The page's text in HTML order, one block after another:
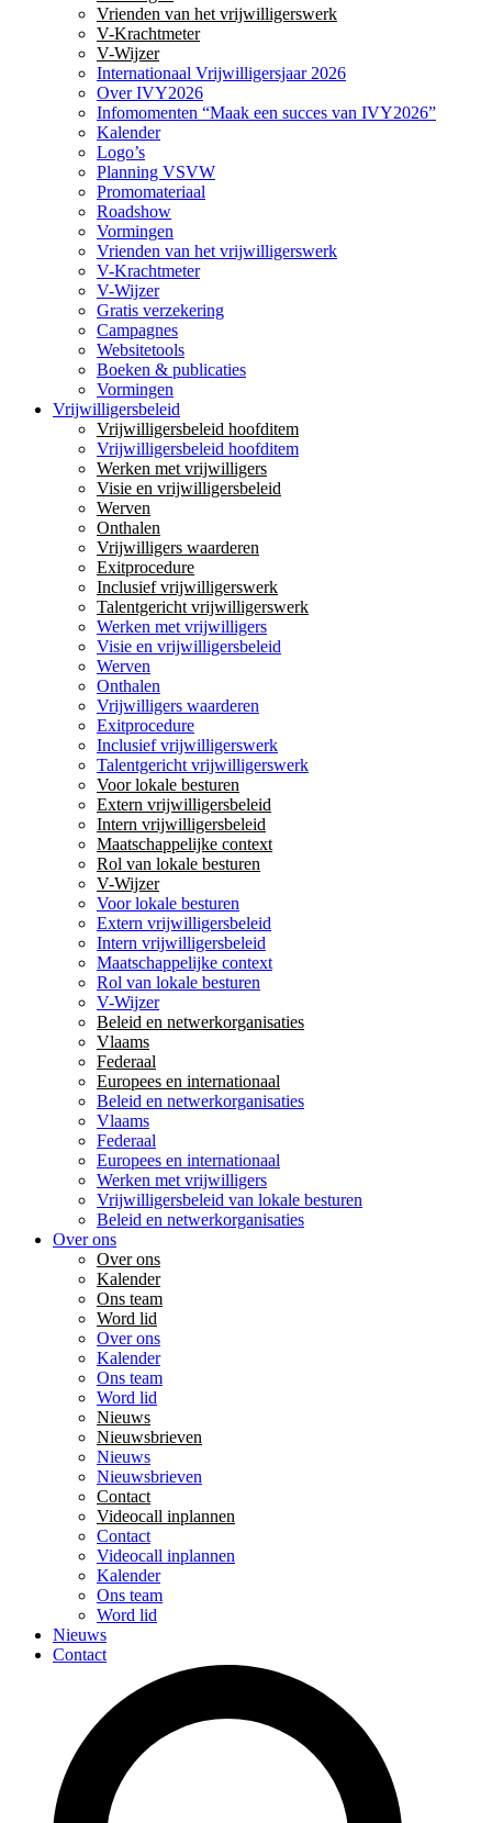
Vrienden van het vrijwilligerswerk
V-Krachtmeter
V-Wijzer
Internationaal Vrijwilligersjaar 2026
Over IVY2026
Infomomenten “Maak een succes van IVY2026”
Kalender
Logo’s
Planning VSVW
Promomateriaal
Roadshow
Vormingen
Vrienden van het vrijwilligerswerk
V-Krachtmeter
V-Wijzer
Gratis verzekering
Campagnes
Websitetools
Boeken & publicaties
Vormingen
Vrijwilligersbeleid
Vrijwilligersbeleid hoofditem
Vrijwilligersbeleid hoofditem
Werken met vrijwilligers
Visie en vrijwilligersbeleid
Werven
Onthalen
Vrijwilligers waarderen
Exitprocedure
Inclusief vrijwilligerswerk
Talentgericht vrijwilligerswerk
Werken met vrijwilligers
Visie en vrijwilligersbeleid
Werven
Onthalen
Vrijwilligers waarderen
Exitprocedure
Inclusief vrijwilligerswerk
Talentgericht vrijwilligerswerk
Voor lokale besturen
Extern vrijwilligersbeleid
Intern vrijwilligersbeleid
Maatschappelijke context
Rol van lokale besturen
V-Wijzer
Voor lokale besturen
Extern vrijwilligersbeleid
Intern vrijwilligersbeleid
Maatschappelijke context
Rol van lokale besturen
V-Wijzer
Beleid en netwerkorganisaties
Vlaams
Federaal
Europees en internationaal
Beleid en netwerkorganisaties
Vlaams
Federaal
Europees en internationaal
Werken met vrijwilligers
Vrijwilligersbeleid van lokale besturen
Beleid en netwerkorganisaties
Over ons
Over ons
Kalender
Ons team
Word lid
Over ons
Kalender
Ons team
Word lid
Nieuws
Nieuwsbrieven
Nieuws
Nieuwsbrieven
Contact
Videocall inplannen
Contact
Videocall inplannen
Kalender
Ons team
Word lid
Nieuws
Contact